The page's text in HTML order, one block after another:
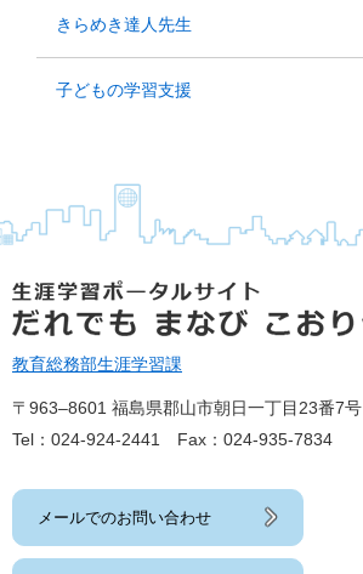
きらめき達人先生
子どもの学習支援
教育総務部生涯学習課
〒963‒8601 福島県郡山市朝日一丁目23番7号
Tel：024-924-2441 Fax：024-935-7834
メールでのお問い合わせ